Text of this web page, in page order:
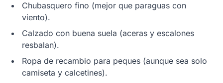
Chubasquero fino (mejor que paraguas con
viento).
Calzado con buena suela (aceras y escalones
resbalan).
Ropa de recambio para peques (aunque sea solo
camiseta y calcetines).